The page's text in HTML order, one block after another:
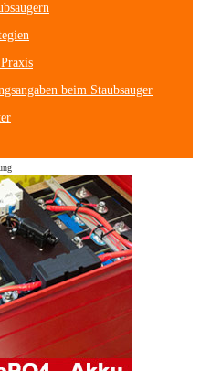
beim Staubsauger